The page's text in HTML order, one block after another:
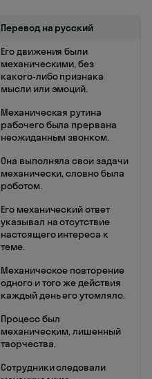
Перевод на русский
Его движения были
механическими, без
какого-либо признака
мысли или эмоций.
Механическая рутина
рабочего была прервана
неожиданным звонком.
Она выполняла свои задачи
механически, словно была
роботом.
Его механический ответ
указывал на отсутствие
настоящего интереса к
теме.
Механическое повторение
одного и того же действия
каждый день его утомляло.
Процесс был
механическим, лишенный
творчества.
Сотрудники следовали